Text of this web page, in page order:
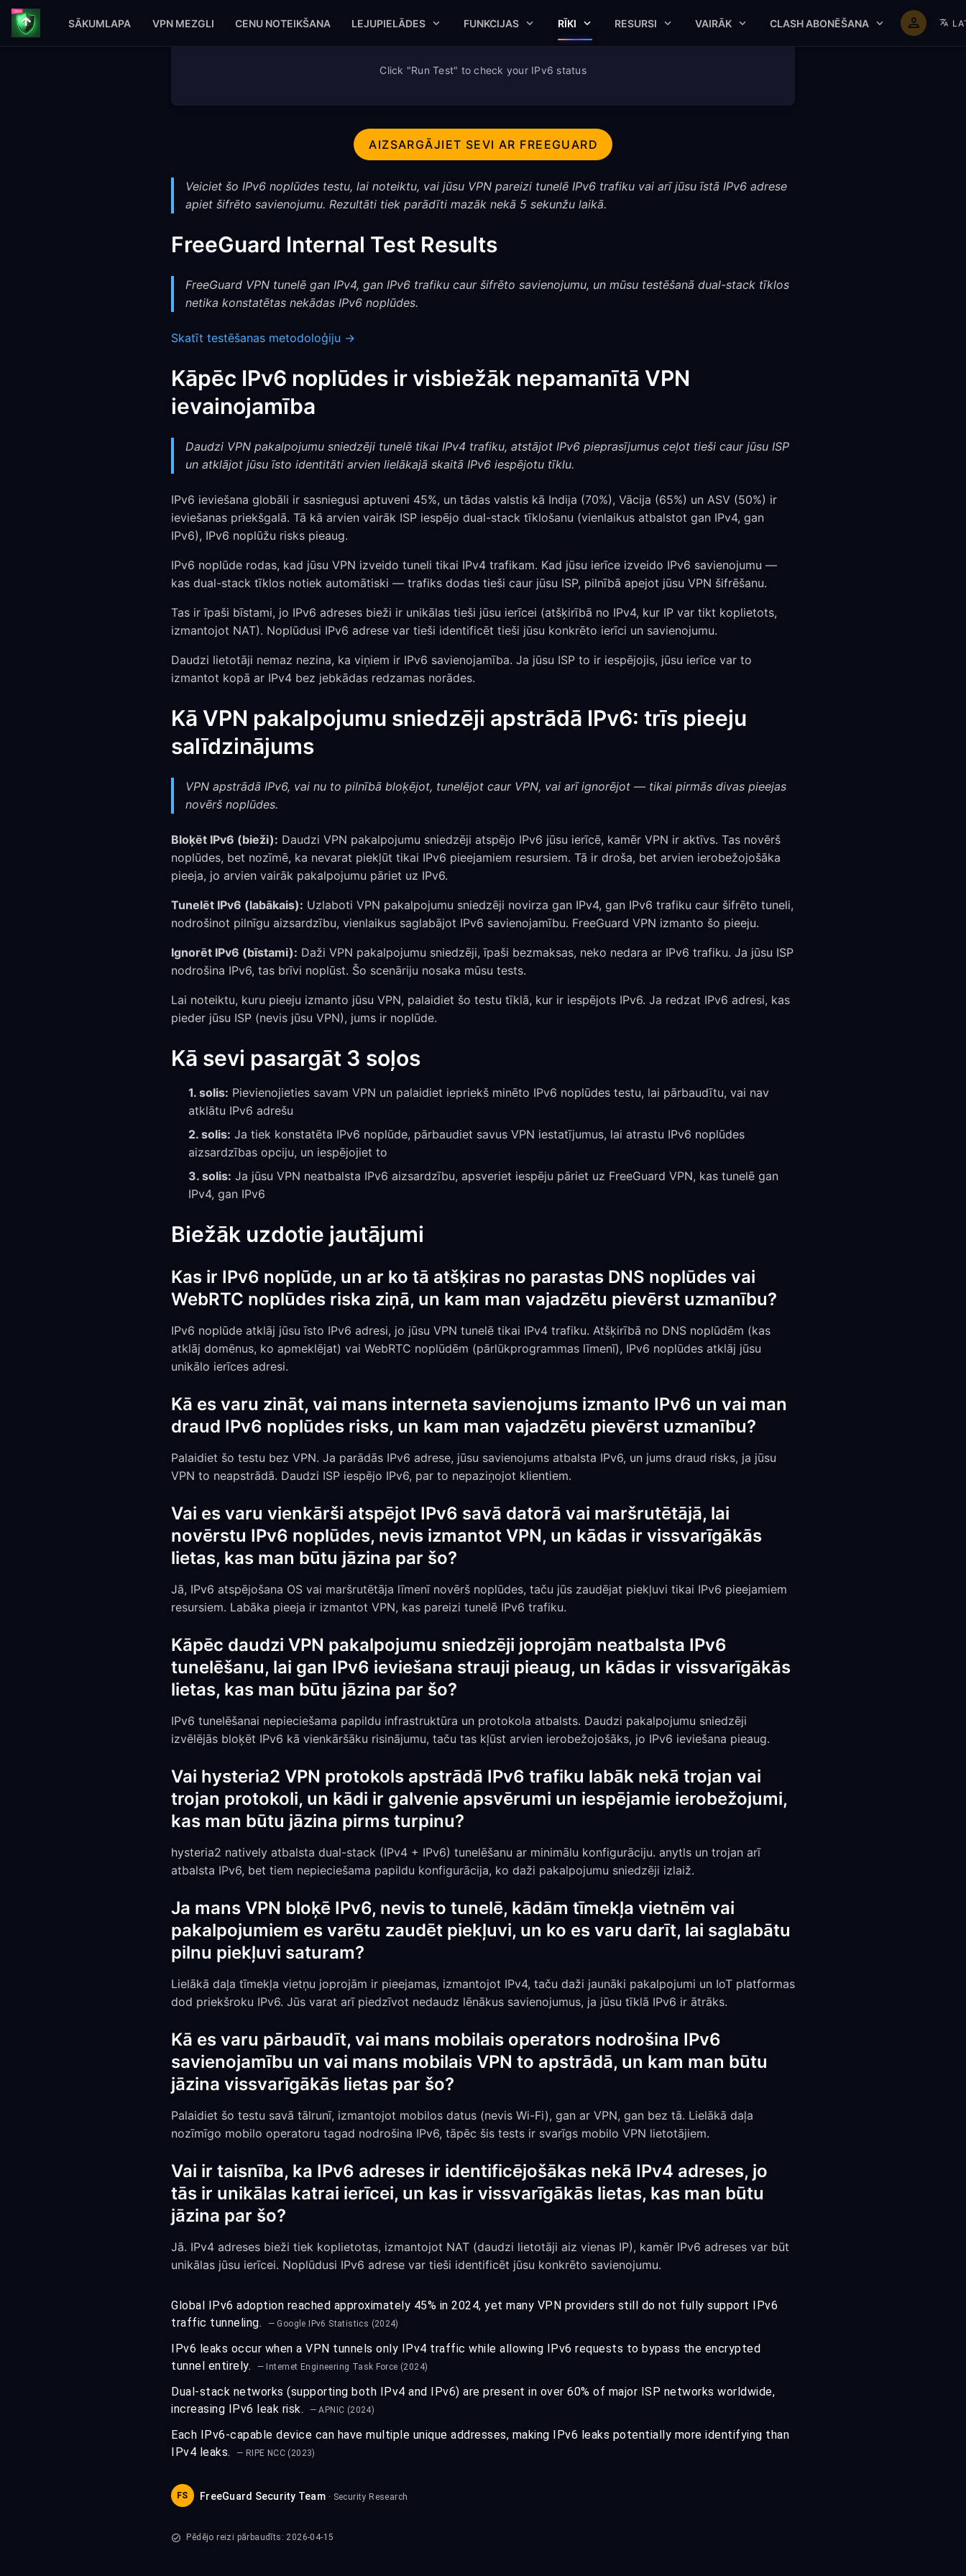
SĀKUMLAPA VPN MEZGLI CENU NOTEIKŠANA LEJUPIELĀDES FUNKCIJAS RĪKI RESURSI VAIRĀK CLASH ABONĒŠANA
Click "Run Test" to check your IPv6 status
AIZSARGĀJIET SEVI AR FREEGUARD
Veiciet šo IPv6 noplūdes testu, lai noteiktu, vai jūsu VPN pareizi tunelē IPv6 trafiku vai arī jūsu īstā IPv6 adrese
apiet šifrēto savienojumu. Rezultāti tiek parādīti mazāk nekā 5 sekunžu laikā.
FreeGuard Internal Test Results
FreeGuard VPN tunelē gan IPv4, gan IPv6 trafiku caur šifrēto savienojumu, un mūsu testēšanā dual-stack tīklos
netika konstatētas nekādas IPv6 noplūdes.
Skatīt testēšanas metodoloģiju →
Kāpēc IPv6 noplūdes ir visbiežāk nepamanītā VPN
ievainojamība
Daudzi VPN pakalpojumu sniedzēji tunelē tikai IPv4 trafiku, atstājot IPv6 pieprasījumus ceļot tieši caur jūsu ISP
un atklājot jūsu īsto identitāti arvien lielākajā skaitā IPv6 iespējotu tīklu.
IPv6 ieviešana globāli ir sasniegusi aptuveni 45%, un tādas valstis kā Indija (70%), Vācija (65%) un ASV (50%) ir
ieviešanas priekšgalā. Tā kā arvien vairāk ISP iespējo dual-stack tīklošanu (vienlaikus atbalstot gan IPv4, gan
IPv6), IPv6 noplūžu risks pieaug.
IPv6 noplūde rodas, kad jūsu VPN izveido tuneli tikai IPv4 trafikam. Kad jūsu ierīce izveido IPv6 savienojumu —
kas dual-stack tīklos notiek automātiski — trafiks dodas tieši caur jūsu ISP, pilnībā apejot jūsu VPN šifrēšanu.
Tas ir īpaši bīstami, jo IPv6 adreses bieži ir unikālas tieši jūsu ierīcei (atšķirībā no IPv4, kur IP var tikt koplietots,
izmantojot NAT). Noplūdusi IPv6 adrese var tieši identificēt tieši jūsu konkrēto ierīci un savienojumu.
Daudzi lietotāji nemaz nezina, ka viņiem ir IPv6 savienojamība. Ja jūsu ISP to ir iespējojis, jūsu ierīce var to
izmantot kopā ar IPv4 bez jebkādas redzamas norādes.
Kā VPN pakalpojumu sniedzēji apstrādā IPv6: trīs pieeju
salīdzinājums
VPN apstrādā IPv6, vai nu to pilnībā bloķējot, tunelējot caur VPN, vai arī ignorējot — tikai pirmās divas pieejas
novērš noplūdes.
Bloķēt IPv6 (bieži): Daudzi VPN pakalpojumu sniedzēji atspējo IPv6 jūsu ierīcē, kamēr VPN ir aktīvs. Tas novērš
noplūdes, bet nozīmē, ka nevarat piekļūt tikai IPv6 pieejamiem resursiem. Tā ir droša, bet arvien ierobežojošāka
pieeja, jo arvien vairāk pakalpojumu pāriet uz IPv6.
Tunelēt IPv6 (labākais): Uzlaboti VPN pakalpojumu sniedzēji novirza gan IPv4, gan IPv6 trafiku caur šifrēto tuneli,
nodrošinot pilnīgu aizsardzību, vienlaikus saglabājot IPv6 savienojamību. FreeGuard VPN izmanto šo pieeju.
Ignorēt IPv6 (bīstami): Daži VPN pakalpojumu sniedzēji, īpaši bezmaksas, neko nedara ar IPv6 trafiku. Ja jūsu ISP
nodrošina IPv6, tas brīvi noplūst. Šo scenāriju nosaka mūsu tests.
Lai noteiktu, kuru pieeju izmanto jūsu VPN, palaidiet šo testu tīklā, kur ir iespējots IPv6. Ja redzat IPv6 adresi, kas
pieder jūsu ISP (nevis jūsu VPN), jums ir noplūde.
Kā sevi pasargāt 3 soļos
1. solis: Pievienojieties savam VPN un palaidiet iepriekš minēto IPv6 noplūdes testu, lai pārbaudītu, vai nav
atklātu IPv6 adrešu
2. solis: Ja tiek konstatēta IPv6 noplūde, pārbaudiet savus VPN iestatījumus, lai atrastu IPv6 noplūdes
aizsardzības opciju, un iespējojiet to
3. solis: Ja jūsu VPN neatbalsta IPv6 aizsardzību, apsveriet iespēju pāriet uz FreeGuard VPN, kas tunelē gan
IPv4, gan IPv6
Biežāk uzdotie jautājumi
Kas ir IPv6 noplūde, un ar ko tā atšķiras no parastas DNS noplūdes vai
WebRTC noplūdes riska ziņā, un kam man vajadzētu pievērst uzmanību?
IPv6 noplūde atklāj jūsu īsto IPv6 adresi, jo jūsu VPN tunelē tikai IPv4 trafiku. Atšķirībā no DNS noplūdēm (kas
atklāj domēnus, ko apmeklējat) vai WebRTC noplūdēm (pārlūkprogrammas līmenī), IPv6 noplūdes atklāj jūsu
unikālo ierīces adresi.
Kā es varu zināt, vai mans interneta savienojums izmanto IPv6 un vai man
draud IPv6 noplūdes risks, un kam man vajadzētu pievērst uzmanību?
Palaidiet šo testu bez VPN. Ja parādās IPv6 adrese, jūsu savienojums atbalsta IPv6, un jums draud risks, ja jūsu
VPN to neapstrādā. Daudzi ISP iespējo IPv6, par to nepaziņojot klientiem.
Vai es varu vienkārši atspējot IPv6 savā datorā vai maršrutētājā, lai
novērstu IPv6 noplūdes, nevis izmantot VPN, un kādas ir vissvarīgākās
lietas, kas man būtu jāzina par šo?
Jā, IPv6 atspējošana OS vai maršrutētāja līmenī novērš noplūdes, taču jūs zaudējat piekļuvi tikai IPv6 pieejamiem
resursiem. Labāka pieeja ir izmantot VPN, kas pareizi tunelē IPv6 trafiku.
Kāpēc daudzi VPN pakalpojumu sniedzēji joprojām neatbalsta IPv6
tunelēšanu, lai gan IPv6 ieviešana strauji pieaug, un kādas ir vissvarīgākās
lietas, kas man būtu jāzina par šo?
IPv6 tunelēšanai nepieciešama papildu infrastruktūra un protokola atbalsts. Daudzi pakalpojumu sniedzēji
izvēlējās bloķēt IPv6 kā vienkāršāku risinājumu, taču tas kļūst arvien ierobežojošāks, jo IPv6 ieviešana pieaug.
Vai hysteria2 VPN protokols apstrādā IPv6 trafiku labāk nekā trojan vai
trojan protokoli, un kādi ir galvenie apsvērumi un iespējamie ierobežojumi,
kas man būtu jāzina pirms turpinu?
hysteria2 natively atbalsta dual-stack (IPv4 + IPv6) tunelēšanu ar minimālu konfigurāciju. anytls un trojan arī
atbalsta IPv6, bet tiem nepieciešama papildu konfigurācija, ko daži pakalpojumu sniedzēji izlaiž.
Ja mans VPN bloķē IPv6, nevis to tunelē, kādām tīmekļa vietnēm vai
pakalpojumiem es varētu zaudēt piekļuvi, un ko es varu darīt, lai saglabātu
pilnu piekļuvi saturam?
Lielākā daļa tīmekļa vietņu joprojām ir pieejamas, izmantojot IPv4, taču daži jaunāki pakalpojumi un IoT platformas
dod priekšroku IPv6. Jūs varat arī piedzīvot nedaudz lēnākus savienojumus, ja jūsu tīklā IPv6 ir ātrāks.
Kā es varu pārbaudīt, vai mans mobilais operators nodrošina IPv6
savienojamību un vai mans mobilais VPN to apstrādā, un kam man būtu
jāzina vissvarīgākās lietas par šo?
Palaidiet šo testu savā tālrunī, izmantojot mobilos datus (nevis Wi-Fi), gan ar VPN, gan bez tā. Lielākā daļa
nozīmīgo mobilo operatoru tagad nodrošina IPv6, tāpēc šis tests ir svarīgs mobilo VPN lietotājiem.
Vai ir taisnība, ka IPv6 adreses ir identificējošākas nekā IPv4 adreses, jo
tās ir unikālas katrai ierīcei, un kas ir vissvarīgākās lietas, kas man būtu
jāzina par šo?
Jā. IPv4 adreses bieži tiek koplietotas, izmantojot NAT (daudzi lietotāji aiz vienas IP), kamēr IPv6 adreses var būt
unikālas jūsu ierīcei. Noplūdusi IPv6 adrese var tieši identificēt jūsu konkrēto savienojumu.
Global IPv6 adoption reached approximately 45% in 2024, yet many VPN providers still do not fully support IPv6
traffic tunneling.
— Google IPv6 Statistics (2024)
IPv6 leaks occur when a VPN tunnels only IPv4 traffic while allowing IPv6 requests to bypass the encrypted
tunnel entirely.
— Internet Engineering Task Force (2024)
Dual-stack networks (supporting both IPv4 and IPv6) are present in over 60% of major ISP networks worldwide,
increasing IPv6 leak risk.
— APNIC (2024)
Each IPv6-capable device can have multiple unique addresses, making IPv6 leaks potentially more identifying than
IPv4 leaks.
— RIPE NCC (2023)
FS FreeGuard Security Team · Security Research
Pēdējo reizi pārbaudīts: 2026-04-15